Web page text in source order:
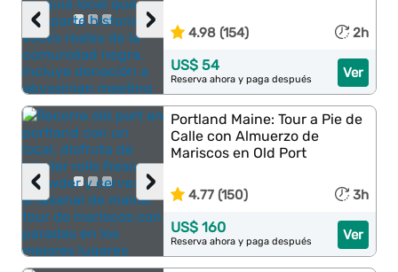
›
‹ 4.98 (154) 2h
Ver
US$ 54
Reserva ahora y paga después
›
‹
Portland Maine: Tour a Pie de
Calle con Almuerzo de
Mariscos en Old Port
4.77 (150) 3h
Ver
US$ 160
Reserva ahora y paga después